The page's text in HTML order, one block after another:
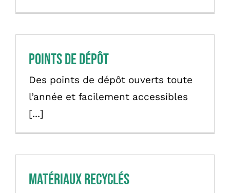
Points de dépôt
Des points de dépôt ouverts toute
l’année et facilement accessibles
[...]
Matériaux recyclés